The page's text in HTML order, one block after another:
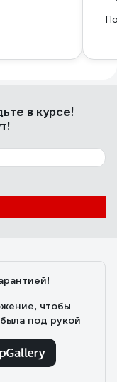
в курсе!
чтобы
под рукой